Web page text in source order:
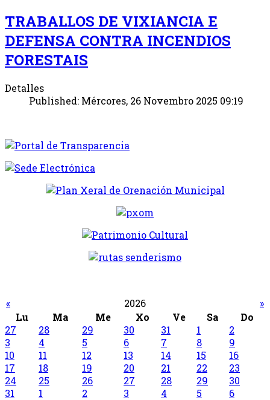
TRABALLOS DE VIXIANCIA E
DEFENSA CONTRA INCENDIOS
FORESTAIS
Detalles
Published: Mércores, 26 Novembro 2025 09:19
« 2026
»
Lu
Ma Me Xo Ve Sa
Do
27
28 29 30 31 1
2
3
4 5 6 7 8
9
10
11 12 13 14 15
16
17
18 19 20 21 22
23
24
25 26 27 28 29
30
31
1 2 3 4 5 6